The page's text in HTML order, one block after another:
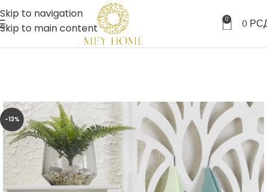
Skip to navigation
Skip to main content
0 0
-13%